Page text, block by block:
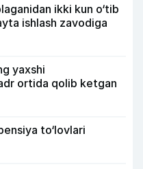
ikki kun o‘tib
ishlash zavodiga
yaxshi
ortida qolib ketgan
to‘lovlari